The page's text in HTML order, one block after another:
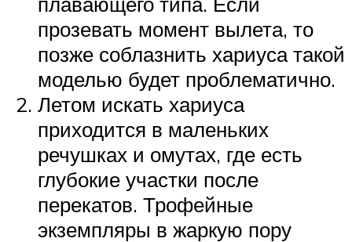
прозевать момент вылета, то
позже соблазнить хариуса такой
моделью будет проблематично.
Летом искать хариуса
приходится в маленьких
речушках и омутах, где есть
глубокие участки после
перекатов. Трофейные
экземпляры в жаркую пору